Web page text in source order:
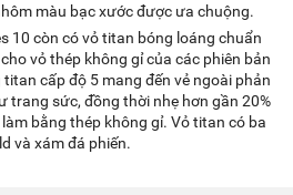
màu bạc xước được ưa chuộng.
10 còn có vỏ titan bóng loáng chuẩn
vỏ thép không gỉ của các phiên bản
cấp độ 5 mang đến vẻ ngoài phản
trang sức, đồng thời nhẹ hơn gần 20%
bằng thép không gỉ. Vỏ titan có ba
và xám đá phiến.